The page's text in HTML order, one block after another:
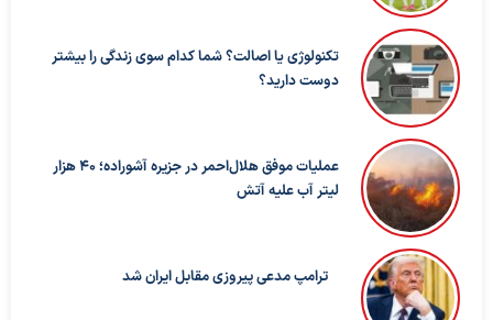
تکنولوژی یا اصالت؟ شما کدام سوی زندگی را بیشتر
دوست دارید؟
عملیات موفق هلال‌احمر در جزیره آشوراده؛ ۴۰ هزار
لیتر آب علیه آتش
ترامپ مدعی پیروزی مقابل ایران شد